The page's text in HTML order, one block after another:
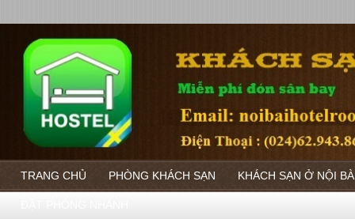
TRANG CHỦ PHÒNG KHÁCH SẠN KHÁCH SẠN Ở NỘI